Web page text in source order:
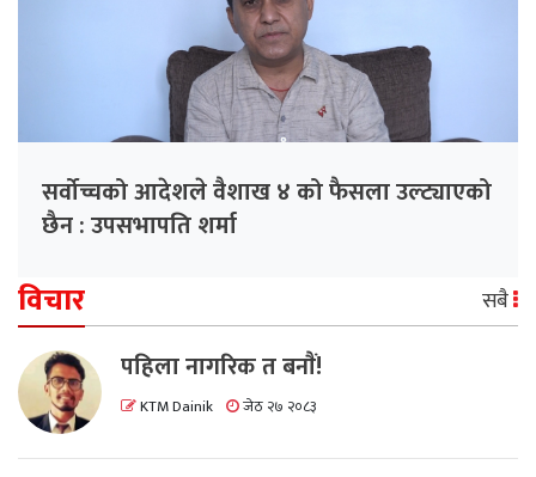
सर्वोच्चको आदेशले वैशाख ४ को फैसला उल्ट्याएको
छैन : उपसभापति शर्मा
विचार सबै
पहिला नागरिक त बनाैं!
KTM Dainik जेठ २७ २०८३